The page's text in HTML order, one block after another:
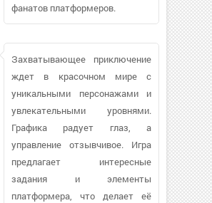
фанатов платформеров.
Захватывающее приключение
ждет в красочном мире с
уникальными персонажами и
увлекательными уровнями.
Графика радует глаз, а
управление отзывчивое. Игра
предлагает интересные
задания и элементы
платформера, что делает её